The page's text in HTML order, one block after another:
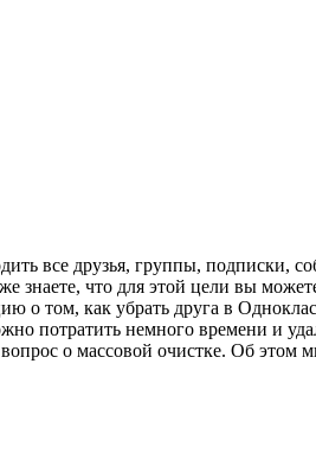
все друзья, группы, подписки,
знаете, что для этой цели вы
о том, как убрать друга в
потратить немного времени и
о массовой очистке. Об этом